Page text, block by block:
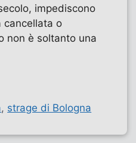
impediscono
cancellata o
non è soltanto una
, strage di Bologna